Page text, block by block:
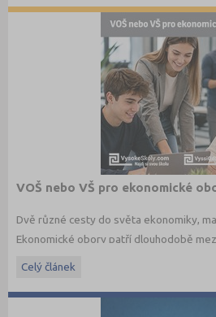
VOŠ nebo VŠ pro ekonomické
Dvě různé cesty do světa ekonomiky,
Ekonomické obory patří dlouhodobě
studovat, ale také jakým způsobem.
ekonomické studium a úzké propojení s
Celý článek